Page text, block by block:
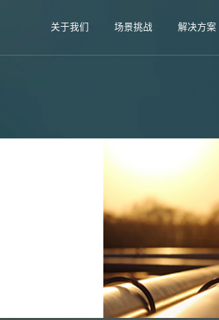
关于我们 场景挑战 解决方案